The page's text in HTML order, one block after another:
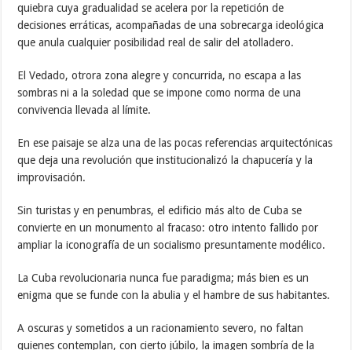
quiebra cuya gradualidad se acelera por la repetición de
decisiones erráticas, acompañadas de una sobrecarga ideológica
que anula cualquier posibilidad real de salir del atolladero.
El Vedado, otrora zona alegre y concurrida, no escapa a las
sombras ni a la soledad que se impone como norma de una
convivencia llevada al límite.
En ese paisaje se alza una de las pocas referencias arquitectónicas
que deja una revolución que institucionalizó la chapucería y la
improvisación.
Sin turistas y en penumbras, el edificio más alto de Cuba se
convierte en un monumento al fracaso: otro intento fallido por
ampliar la iconografía de un socialismo presuntamente modélico.
La Cuba revolucionaria nunca fue paradigma; más bien es un
enigma que se funde con la abulia y el hambre de sus habitantes.
A oscuras y sometidos a un racionamiento severo, no faltan
quienes contemplan, con cierto júbilo, la imagen sombría de la